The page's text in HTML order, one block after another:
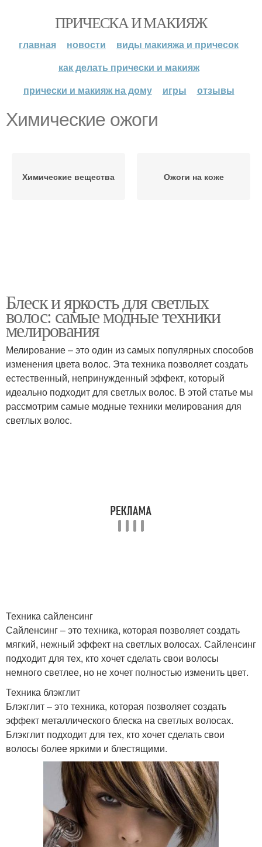
ПРИЧЕСКА И МАКИЯЖ
главная новости
виды макияжа и причесок
как делать прически и макияж
прически и макияж на дому
игры отзывы
Химические ожоги
Химические вещества Ожоги на коже
Блеск и яркость для светлых
волос: самые модные техники
мелирования
Мелирование – это один из самых популярных способов
изменения цвета волос. Эта техника позволяет создать
естественный, непринужденный эффект, который
идеально подходит для светлых волос. В этой статье мы
рассмотрим самые модные техники мелирования для
светлых волос.
Техника сайленсинг
Сайленсинг – это техника, которая позволяет создать
мягкий, нежный эффект на светлых волосах. Сайленсинг
подходит для тех, кто хочет сделать свои волосы
немного светлее, но не хочет полностью изменить цвет.
Техника блэкглит
Блэкглит – это техника, которая позволяет создать
эффект металлического блеска на светлых волосах.
Блэкглит подходит для тех, кто хочет сделать свои
волосы более яркими и блестящими.